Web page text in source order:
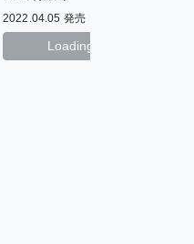
2022.04.05 発売
Loading...